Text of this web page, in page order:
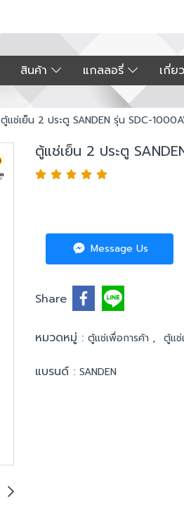
สินค้า แกลลอรี่ เกี่ย
ตู้แช่เย็น 2 ประตู SANDEN รุ่น SDC-
ตู้แช่เย็น 2 ประตู
Message Us
Share
หมวดหมู่ : ตู้แช่เพื่อการค้า , ตู้แช่
แบรนด์ : SANDEN